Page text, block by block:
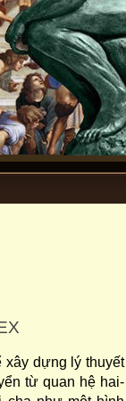
xây dựng lý thuyết
từ quan hệ hai-